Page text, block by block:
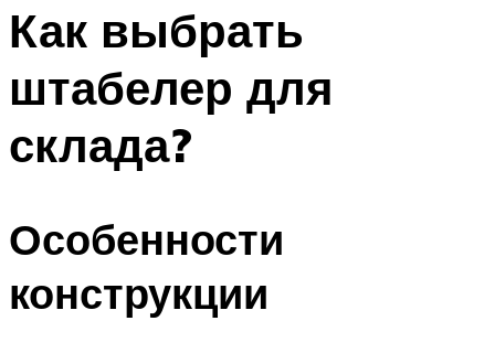
Меню
Как выбрать
штабелер для
склада?
Особенности
конструкции